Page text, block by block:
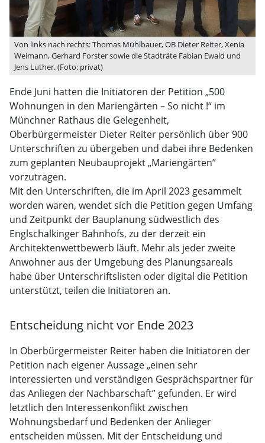
Von links nach rechts: Thomas Mühlbauer, OB Dieter Reiter, Xenia
Weimann, Gerhard Forster sowie die Stadträte Fabian Ewald und
Jens Luther. (Foto: privat)
Ende Juni hatten die Initiatoren der Petition „500
Wohnungen in den Mariengärten – So nicht !“ im
Münchner Rathaus die Gelegenheit,
Oberbürgermeister Dieter Reiter persönlich über 900
Unterschriften zu übergeben und dabei ihre Bedenken
zum geplanten Neubauprojekt „Mariengärten”
vorzutragen.
Mit den Unterschriften, die im April 2023 gesammelt
worden waren, wendet sich die Petition gegen Umfang
und Zeitpunkt der Bauplanung südwestlich des
Englschalkinger Bahnhofs, zu der derzeit ein
Architektenwettbewerb läuft. Mehr als jeder zweite
Anwohner aus der Umgebung des Planungsareals
habe über Unterschriftslisten oder digital die Petition
unterstützt, teilen die Initiatoren an.
Entscheidung nicht vor Ende 2023
In Oberbürgermeister Reiter haben die Initiatoren der
Petition nach eigener Aussage „einen sehr
interessierten und verständigen Gesprächspartner für
das Anliegen der Nachbarschaft” gefunden. Er wird
letztlich den Interessenkonflikt zwischen
Wohnungsbedarf und Bedenken der Anlieger
entscheiden müssen. Mit der Entscheidung und